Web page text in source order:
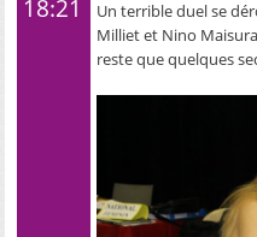
18:21
Un terrible duel se
Milliet et Nino
reste que quelques